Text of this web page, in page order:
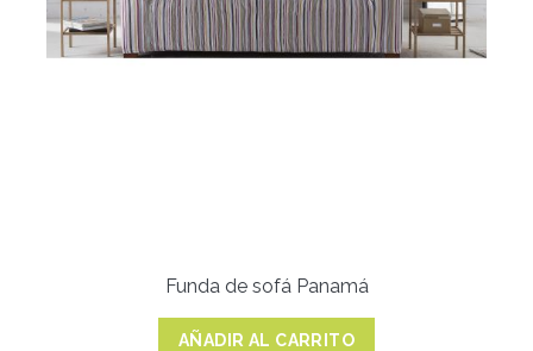
Funda de sofá Panamá
AÑADIR AL CARRITO